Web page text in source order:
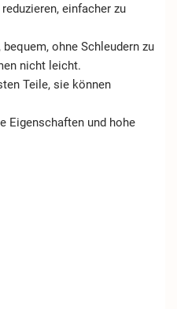
einfacher zu
ohne Schleudern zu
nicht leicht.
Teile, sie können
Eigenschaften und hohe